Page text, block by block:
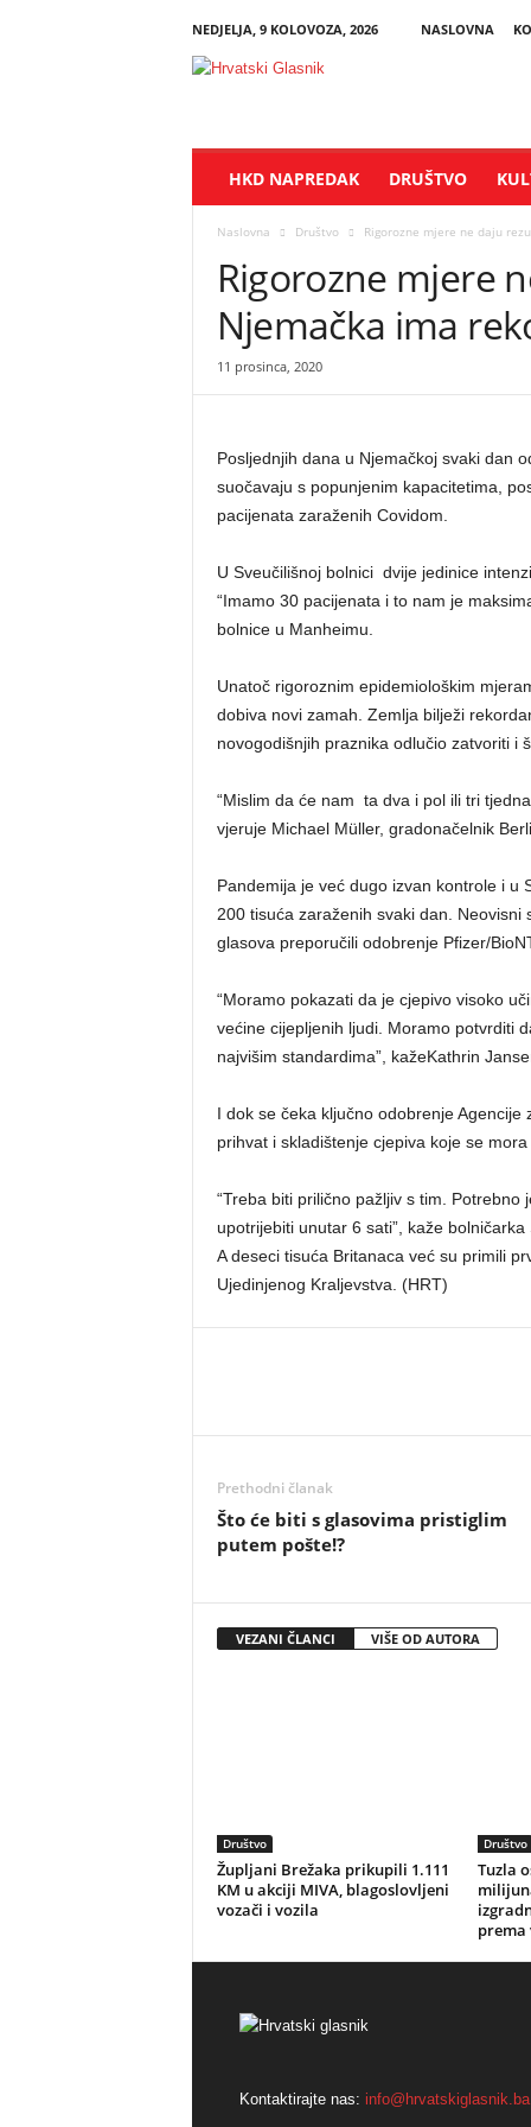
NEDJELJA, 9 KOLOVOZA, 2026 NASLOVNA
H
r
k
HKD NAPREDAK DRUŠTVO
Naslovna Društvo Rigorozne mjere ne daju
Rigorozne mjere
Njemačka ima
11 prosinca, 2020
Posljednjih dana u Njemačkoj svaki dan
suočavaju s popunjenim kapacitetima,
pacijenata zaraženih Covidom.
U Sveučilišnoj bolnici dvije jedinice
“Imamo 30 pacijenata i to nam je
bolnice u Manheimu.
Unatoč rigoroznim epidemiološkim
dobiva novi zamah. Zemlja bilježi
novogodišnjih praznika odlučio zatvoriti i
“Mislim da će nam ta dva i pol ili tri
vjeruje Michael Müller, gradonačelnik
Pandemija je već dugo izvan kontrole i u
200 tisuća zaraženih svaki dan.
glasova preporučili odobrenje Pfizer/
“Moramo pokazati da je cjepivo visoko
većine cijepljenih ljudi. Moramo potvrditi
najvišim standardima”, kažeKathrin
I dok se čeka ključno odobrenje
prihvat i skladištenje cjepiva koje se
“Treba biti prilično pažljiv s tim.
upotrijebiti unutar 6 sati”, kaže bolničarka
A deseci tisuća Britanaca već su primili
Ujedinjenog Kraljevstva. (HRT)
Prethodni članak
Što će biti s glasovima pristiglim
putem pošte!?
VEZANI ČLANCI VIŠE OD AUTORA
Društvo
Župljani Brežaka prikupili 1.111
KM u akciji MIVA, blagoslovljeni
vozači i vozila
Društvo
Tuzla
prema
Kontaktirajte nas: info@hrvatskiglasnik.ba